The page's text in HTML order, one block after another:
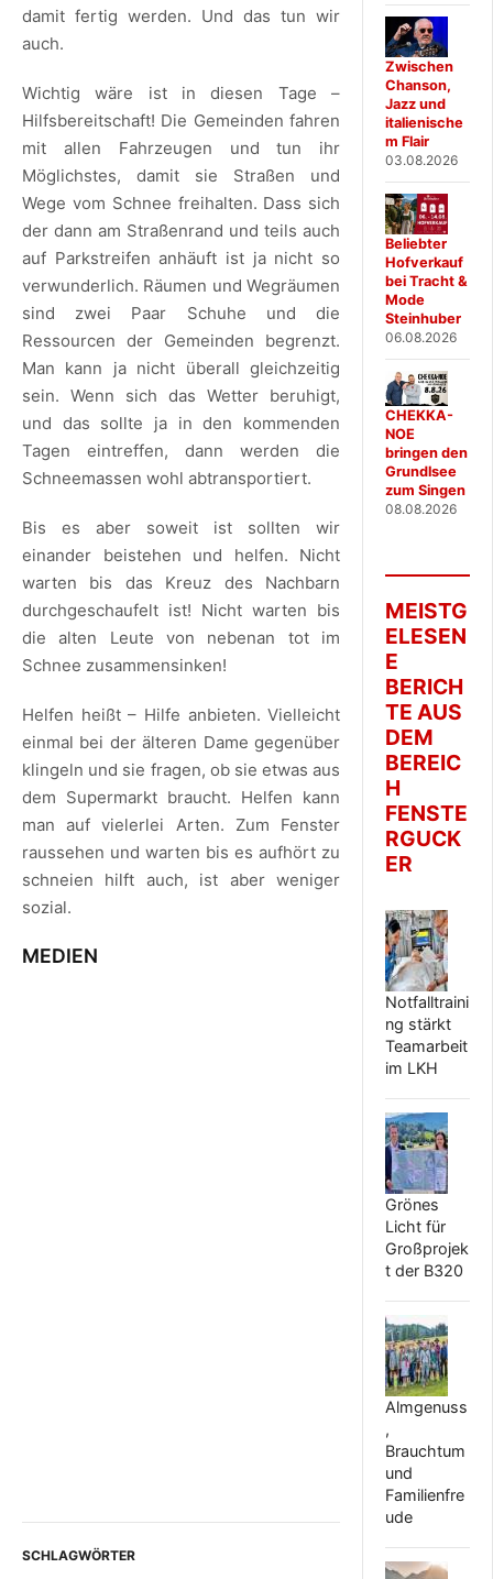
damit fertig werden. Und das tun wir
auch.
Wichtig wäre ist in diesen Tage –
Hilfsbereitschaft! Die Gemeinden fahren
mit allen Fahrzeugen und tun ihr
Möglichstes, damit sie Straßen und
Wege vom Schnee freihalten. Dass sich
der dann am Straßenrand und teils auch
auf Parkstreifen anhäuft ist ja nicht so
verwunderlich. Räumen und Wegräumen
sind zwei Paar Schuhe und die
Ressourcen der Gemeinden begrenzt.
Man kann ja nicht überall gleichzeitig
sein. Wenn sich das Wetter beruhigt,
und das sollte ja in den kommenden
Tagen eintreffen, dann werden die
Schneemassen wohl abtransportiert.
Bis es aber soweit ist sollten wir
einander beistehen und helfen. Nicht
warten bis das Kreuz des Nachbarn
durchgeschaufelt ist! Nicht warten bis
die alten Leute von nebenan tot im
Schnee zusammensinken!
Helfen heißt – Hilfe anbieten. Vielleicht
einmal bei der älteren Dame gegenüber
klingeln und sie fragen, ob sie etwas aus
dem Supermarkt braucht. Helfen kann
man auf vielerlei Arten. Zum Fenster
raussehen und warten bis es aufhört zu
schneien hilft auch, ist aber weniger
sozial.
MEDIEN
SCHLAGWÖRTER
Zwischen
Chanson,
Jazz und
italienische
m Flair
03.08.2026
Beliebter
Hofverkauf
bei Tracht &
Mode
Steinhuber
06.08.2026
CHEKKA-
NOE
bringen den
Grundlsee
zum Singen
08.08.2026
MEISTG
ELESEN
E
BERICH
TE AUS
DEM
BEREIC
H
FENSTE
RGUCK
ER
Notfalltraini
ng stärkt
Teamarbeit
im LKH
Grönes
Licht für
Großprojek
t der B320
Almgenuss
,
Brauchtum
und
Familienfre
ude